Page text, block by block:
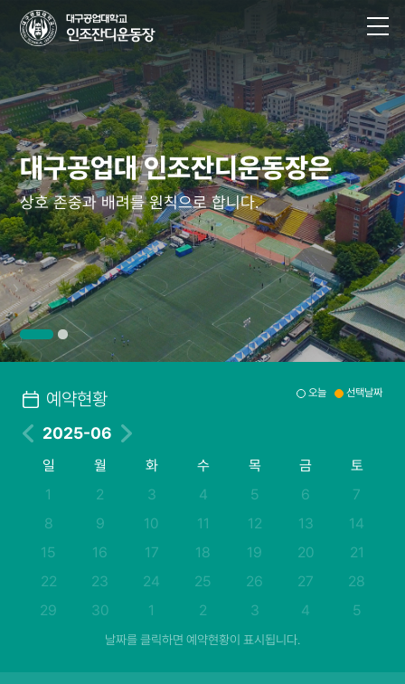
대구공업대 인조잔디운동장은
상호 존중과 배려를 원칙으로 합니다.
대구공업대 인조잔디운동장은
상호 존중과 배려를 원칙으로 합니다.
대구공업대 인조잔디운동장은
상호 존중과 배려를 원칙으로 합니다.
대구공업대 인조잔디운동장은
상호 존중과 배려를 원칙으로 합니다.
예약현황 오늘 선택날짜
2025-06
일 월 화 수 목 금
토
1
2 3 4 5 6
7
8
9 10 11 12 13
14
15
16 17 18 19 20
21
22
23 24 25 26 27
28
29
30 1 2 3 4 5
날짜를 클릭하면 예약현황이 표시됩니다.